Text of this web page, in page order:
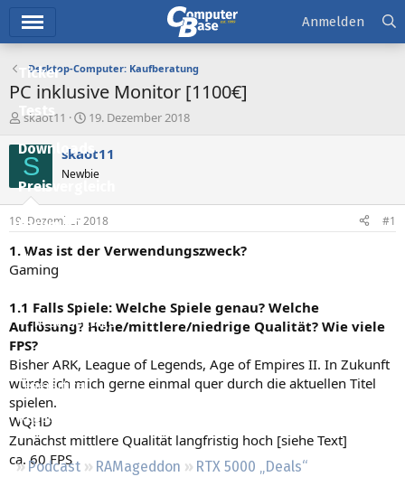
Ticker
Tests
Downloads
Preisvergleich
Forum
Aktuelles
Neue Beiträge
Neueste Aktivitäten
Leserartikel
Regeln
Podcast RAMageddon
RTX 5000 „Deals“
Anmelden
Desktop-Computer: Kaufberatung
PC inklusive Monitor [1100€]
E
s
t
e
e
r
skaot11
E
s
t
e
l
t
a
19. Dezember 2018
S skaot11
Newbie
19. Dezember 2018 #1
1. Was ist der Verwendungszweck?
Gaming
1.1 Falls Spiele: Welche Spiele genau? Welche
Auflösung? Hohe/mittlere/niedrige Qualität? Wie viele
FPS?
Bisher ARK, League of Legends, Age of Empires II. In Zukunft
würde ich mich gerne einmal quer durch die aktuellen Titel
spielen.
WQHD
Zunächst mittlere Qualität langfristig hoch [siehe Text]
ca. 60 FPS